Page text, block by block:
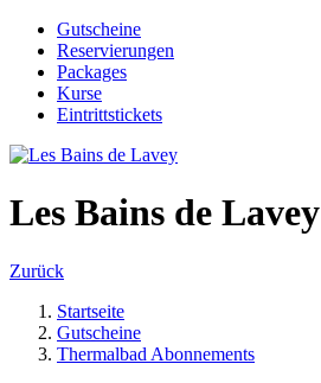
Gutscheine
Reservierungen
Packages
Kurse
Eintrittstickets
Les Bains de Lavey
Zurück
Startseite
Gutscheine
Thermalbad Abonnements